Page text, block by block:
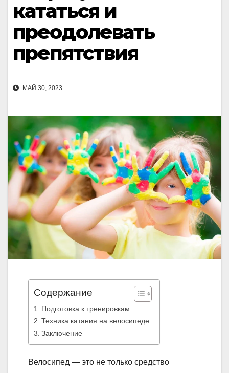
кататься и
преодолевать
препятствия
МАЙ 30, 2023
Содержание
Подготовка к тренировкам
Техника катания на велосипеде
Заключение
Велосипед — это не только средство